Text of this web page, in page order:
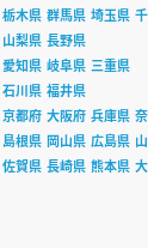
栃木県 群馬県 埼玉県
山梨県 長野県
愛知県 岐阜県 三重県
石川県 福井県
京都府 大阪府 兵庫県
島根県 岡山県 広島県
佐賀県 長崎県 熊本県